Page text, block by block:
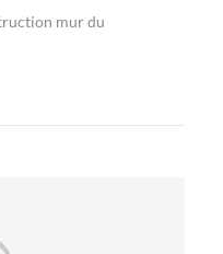
mur du